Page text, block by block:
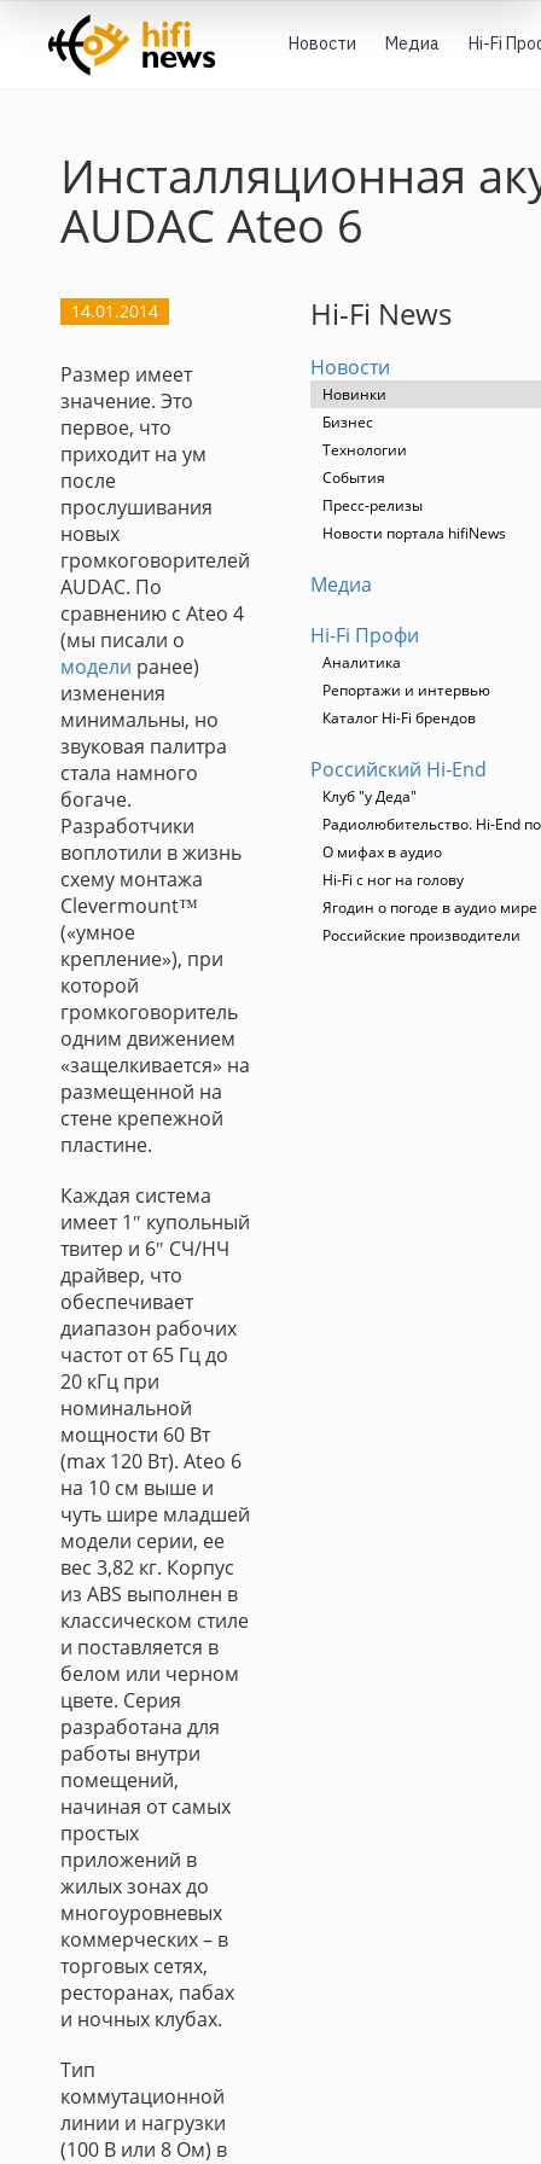
Новости Медиа Hi-Fi
Инсталляционная
AUDAC Ateo 6
14.01.2014
Размер имеет
значение. Это
первое, что
приходит на ум
после
прослушивания
новых
громкоговорителей
AUDAC. По
сравнению с Ateo 4
(мы писали о
модели ранее)
изменения
минимальны, но
звуковая палитра
стала намного
богаче.
Разработчики
воплотили в жизнь
схему монтажа
Clevermount™
(«умное
крепление»), при
которой
громкоговоритель
одним движением
«защелкивается» на
размещенной на
стене крепежной
пластине.
Каждая система
имеет 1″ купольный
твитер и 6″ СЧ/НЧ
драйвер, что
обеспечивает
диапазон рабочих
частот от 65 Гц до
20 кГц при
номинальной
мощности 60 Вт
(max 120 Вт). Ateo 6
на 10 см выше и
чуть шире младшей
модели серии, ее
вес 3,82 кг. Корпус
из ABS выполнен в
классическом стиле
и поставляется в
белом или черном
цвете. Серия
разработана для
работы внутри
помещений,
начиная от самых
простых
приложений в
жилых зонах до
многоуровневых
коммерческих – в
торговых сетях,
ресторанах, пабах
и ночных клубах.
Тип
коммутационной
линии и нагрузки
(100 В или 8 Ом) в
Hi-Fi News
Новости
Новинки
Бизнес
Технологии
События
Пресс-релизы
Новости портала hifiNews
Медиа
Hi-Fi Профи
Аналитика
Репортажи и интервью
Каталог Hi-Fi брендов
Российский Hi-End
Клуб "у Деда"
Радиолюбительство. Hi-End
О мифах в аудио
Hi-Fi с ног на голову
Ягодин о погоде в аудио мире
Российские производители